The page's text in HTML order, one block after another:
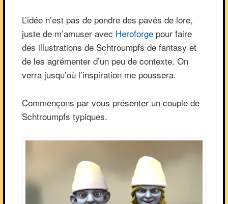
L’idée n’est pas de pondre des pavés de lore,
juste de m’amuser avec Heroforgepour faire
des illustrations de Schtroumpfs de fantasy et
de les agrémenter d’un peu de contexte. On
verra jusqu’où l’inspiration me poussera.
Commençons par vous présenter un couple de
Schtroumpfs typiques.